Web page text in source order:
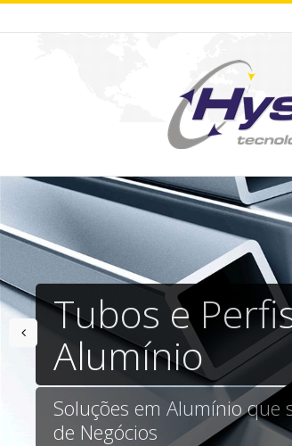
Tubos e
Alumínio
Soluções em Alumínio que
de Negócios